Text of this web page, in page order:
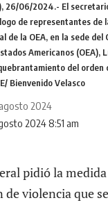
26/06/2024.- El
de representantes
de la OEA, en la sede
Americanos
del
Bienvenido Velasco
2024 8:51 am
2024
pidió la
violencia que